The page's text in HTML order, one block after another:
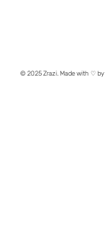
© 2025 Zrazi. Made with ♡ by